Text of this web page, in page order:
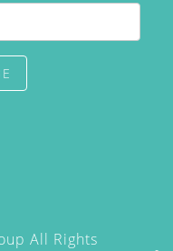
All Rights